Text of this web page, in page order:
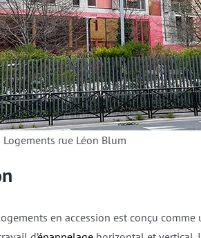
Logements rue Léon Blum
en accession est conçu